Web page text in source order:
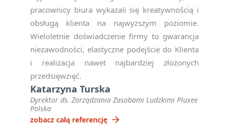
pracownicy biura wykazali się kreatywnością i
obsługą klienta na najwyższym poziomie.
Wieloletnie doświadczenie firmy to gwarancja
niezawodności, elastyczne podejście do Klienta
i realizacja nawet najbardziej złożonych
przedsięwzięć.
Katarzyna Turska
Dyrektor ds. Zarządzania Zasobami Ludzkimi Pluxee
Polska
zobacz całą referencję arrow_forward